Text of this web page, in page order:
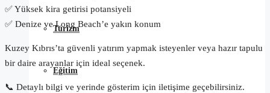
Turizm
Eğitim
✅ Yüksek kira getirisi potansiyeli
✅ Denize ve Long Beach’e yakın konum
Kuzey Kıbrıs’ta güvenli yatırım yapmak isteyenler veya hazır tapulu
bir daire arayanlar için ideal seçenek.
📞 Detaylı bilgi ve yerinde gösterim için iletişime geçebilirsiniz.